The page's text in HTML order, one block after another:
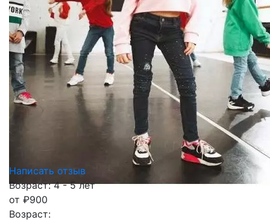
Написать отзыв
Возраст: 4 - 5 лет
от ₽900
Возраст: